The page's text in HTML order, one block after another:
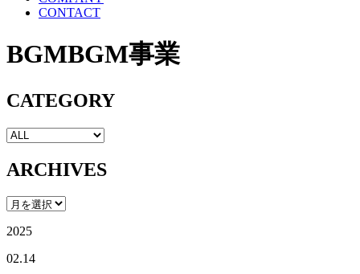
CONTACT
BGMBGM事業
CATEGORY
ARCHIVES
2025
02.14